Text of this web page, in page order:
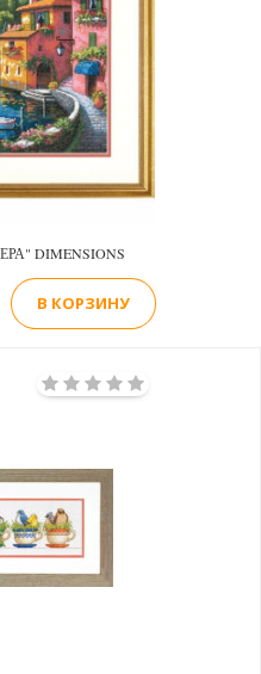
DIMENSIONS
В КОРЗИНУ